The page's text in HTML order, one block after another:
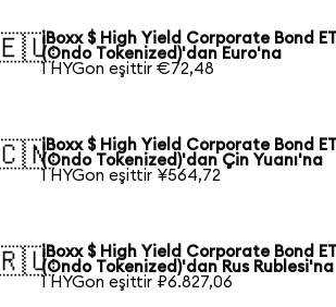
iBoxx $ High Yield Corporate Bond
(Ondo Tokenized)'dan Euro'na
1 HYGon eşittir €72,48
iBoxx $ High Yield Corporate Bond
(Ondo Tokenized)'dan Çin Yuanı'na
1 HYGon eşittir ¥564,72
iBoxx $ High Yield Corporate Bond
(Ondo Tokenized)'dan Rus Rublesi'na
1 HYGon eşittir ₽6.827,06